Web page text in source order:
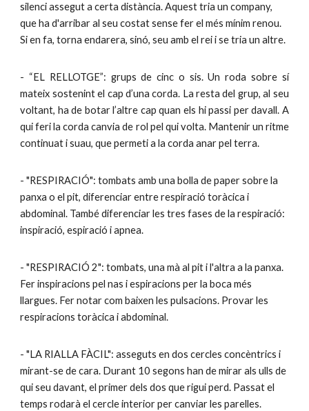
silenci assegut a certa distància. Aquest tria un company,
que ha d'arribar al seu costat sense fer el més mínim renou.
Si en fa, torna endarera, sinó, seu amb el rei i se tria un altre.
- “EL RELLOTGE”: grups de cinc o sis. Un roda sobre sí
mateix sostenint el cap d’una corda. La resta del grup, al seu
voltant, ha de botar l’altre cap quan els hi passi per davall. A
qui feri la corda canvia de rol pel qui volta. Mantenir un ritme
continuat i suau, que permeti a la corda anar pel terra.
- "RESPIRACIÓ": tombats amb una bolla de paper sobre la
panxa o el pit, diferenciar entre respiració toràcica i
abdominal. També diferenciar les tres fases de la respiració:
inspiració, espiració i apnea.
- "RESPIRACIÓ 2": tombats, una mà al pit i l'altra a la panxa.
Fer inspiracions pel nas i espiracions per la boca més
llargues. Fer notar com baixen les pulsacions. Provar les
respiracions toràcica i abdominal.
- "LA RIALLA FÀCIL": asseguts en dos cercles concèntrics i
mirant-se de cara. Durant 10 segons han de mirar als ulls de
qui seu davant, el primer dels dos que rigui perd. Passat el
temps rodarà el cercle interior per canviar les parelles.